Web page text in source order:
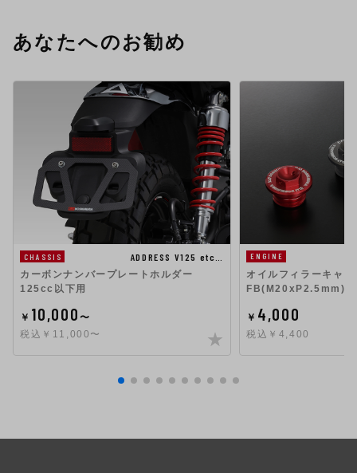
あなたへのお勧め
CHASSIS
ADDRESS V125 etc…
カーボンナンバープレートホルダー
125cc以下用
￥ 10,000〜
税込￥11,000〜
ENGINE
オイルフィラーキャ
FB(M20xP2.5mm)
￥ 4,000
税込￥4,400